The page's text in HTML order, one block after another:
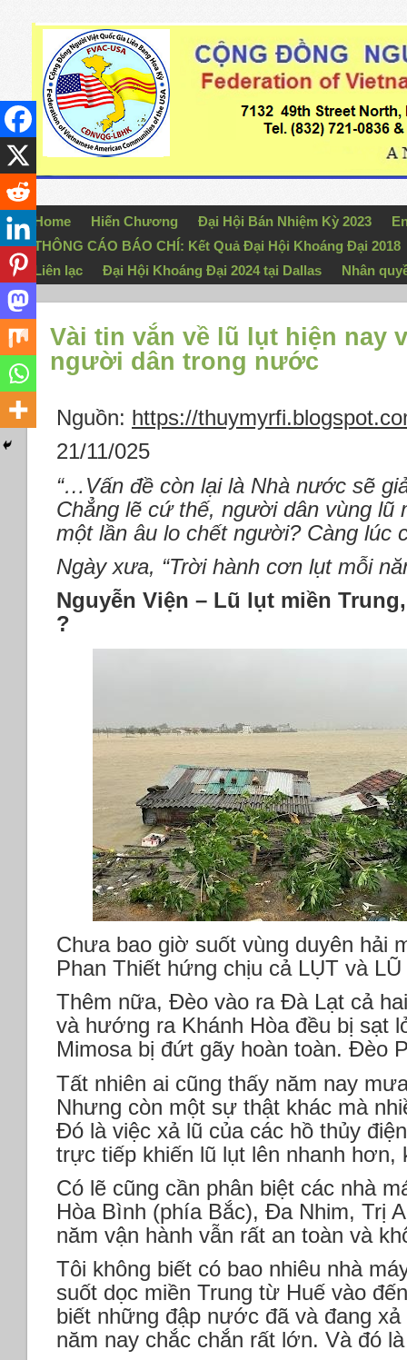
Home Hiến Chương Đại Hội Bán Nhiệm Kỳ 2023
THÔNG CÁO BÁO CHÍ: Kết Quả Đại Hội Khoáng Đại 2018
Liên lạc
Đại Hội Khoáng Đại 2024 tại Dallas Nhân
Vài tin vắn về lũ lụt hiện nay
người dân trong nước
Nguồn: https://
21/11/025
“…Vấn đề còn lại là Nhà nước sẽ
Chẳng lẽ cứ thế, người dân vùng lũ
một lần âu lo chết người? Càng lúc
Ngày xưa, “Trời hành cơn lụt mỗi
Nguyễn Viện – Lũ lụt miền
?
Chưa bao giờ suốt vùng duyên hải
Phan Thiết hứng chịu cả LỤT và
Thêm nữa, Đèo vào ra Đà Lạt cả
và hướng ra Khánh Hòa đều bị sạt
Mimosa bị đứt gãy hoàn toàn. Đèo
Tất nhiên ai cũng thấy năm nay
Nhưng còn một sự thật khác mà
Đó là việc xả lũ của các hồ thủy
trực tiếp khiến lũ lụt lên nhanh
Có lẽ cũng cần phân biệt các nhà
Hòa Bình (phía Bắc), Đa Nhim, Trị
năm vận hành vẫn rất an toàn và
Tôi không biết có bao nhiêu nhà
suốt dọc miền Trung từ Huế vào
biết những đập nước đã và đang
năm nay chắc chắn rất lớn. Và đó